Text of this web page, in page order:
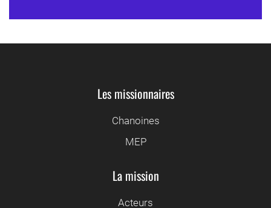
Les missionnaires
Chanoines
MEP
La mission
Acteurs